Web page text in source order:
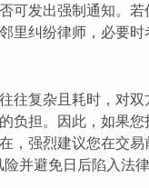
可发出强制通知。若
里纠纷律师，必要时
往复杂且耗时，对
负担。因此，如果
，强烈建议您在交易
并避免日后陷入法律